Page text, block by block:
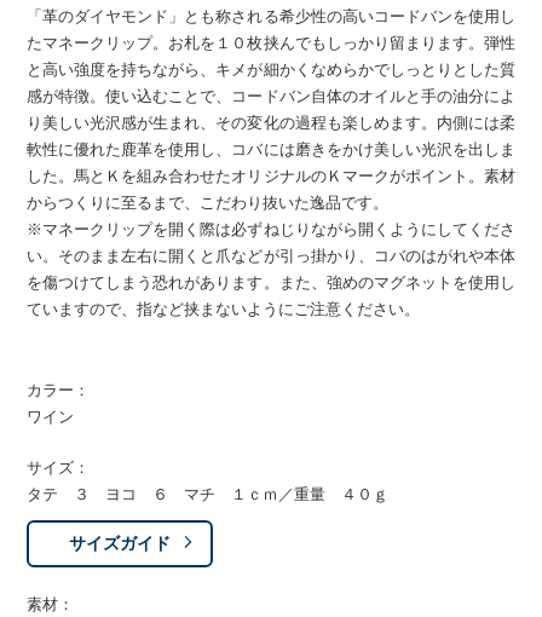
「革のダイヤモンド」とも称される希少性の高いコードバンを使用し
たマネークリップ。お札を１０枚挟んでもしっかり留まります。弾性
と高い強度を持ちながら、キメが細かくなめらかでしっとりとした質
感が特徴。使い込むことで、コードバン自体のオイルと手の油分によ
り美しい光沢感が生まれ、その変化の過程も楽しめます。内側には柔
軟性に優れた鹿革を使用し、コバには磨きをかけ美しい光沢を出しま
した。馬とＫを組み合わせたオリジナルのＫマークがポイント。素材
からつくりに至るまで、こだわり抜いた逸品です。
※マネークリップを開く際は必ずねじりながら開くようにしてくださ
い。そのまま左右に開くと爪などが引っ掛かり、コバのはがれや本体
を傷つけてしまう恐れがあります。また、強めのマグネットを使用し
ていますので、指など挟まないようにご注意ください。
カラー：
ワイン
サイズ：
タテ ３ ヨコ ６ マチ １ｃｍ／重量 ４０ｇ
サイズガイド
素材：